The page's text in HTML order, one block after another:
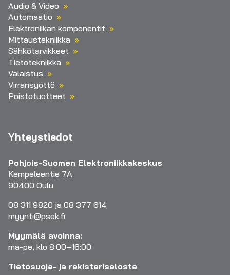
Audio & Video
Automaatio
Elektroniikan komponentit
Mittaustekniikka
Sähkötarvikkeet
Tietotekniikka
Valaistus
Virransyöttö
Poistotuotteet
Yhteystiedot
Pohjois-Suomen Elektroniikkakeskus
Kempeleentie 7A
90400 Oulu
08 311 9820 ja 08 377 614
myynti@psek.fi
Myymälä avoinna:
ma-pe, klo 8:00–16:00
Tietosuoja- ja rekisteriseloste